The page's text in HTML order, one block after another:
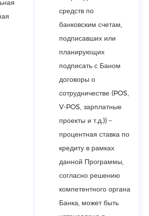
средств по
банковским счетам,
подписавших или
планирующих
подписать с Баном
договоры о
сотрудничестве (POS,
V-POS, зарплатные
проекты и т.д.)) –
процентная ставка по
кредиту в рамках
данной Программы,
согласно решению
компетентного органа
Банка, может быть